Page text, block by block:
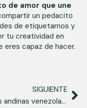
de amor que une
un pedacito
de etiquetarnos y
tu creatividad en
eres capaz de hacer.
SIGUIENTE
Arepas andinas venezolanas​, una deliciosa receta que te conectará con tus raíces